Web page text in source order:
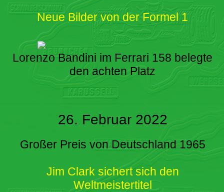
Neue Bilder von der Formel 1
Lorenzo Bandini im Ferrari 158 belegte
den achten Platz
26. Februar 2022
Großer Preis von Deutschland 1965
Jim Clark sichert sich den
Weltmeistertitel